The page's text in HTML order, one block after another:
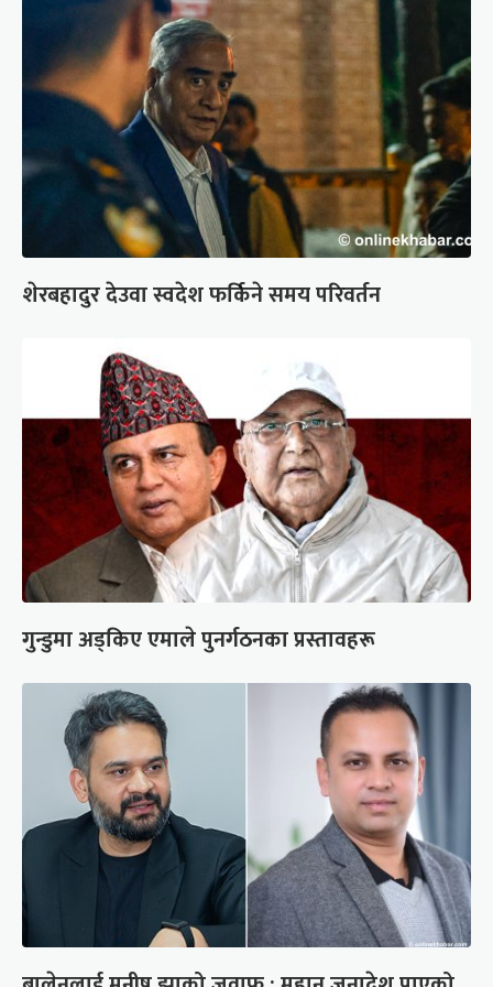
शेरबहादुर देउवा स्वदेश फर्किने समय परिवर्तन
गुन्डुमा अड्किए एमाले पुनर्गठनका प्रस्तावहरू